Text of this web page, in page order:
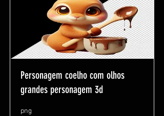
Personagem coelho com olhos
grandes personagem 3d
png